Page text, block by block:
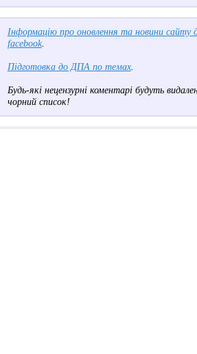
Інформацію про оновлення та новини сайту
facebook.
Підготовка до ДПА по темах.
Будь-які нецензурні коментарі будуть
чорний список!